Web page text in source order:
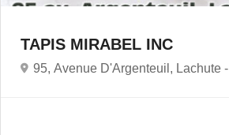
TAPIS MIRABEL INC
95, Avenue D'Argenteuil, Lachute -